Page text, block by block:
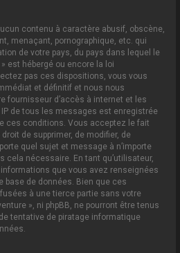
contenu à caractère abusif, obscène,
menaçant, pornographique, etc. qui
de votre pays, du pays dans lequel le
est hébergé ou encore la loi
pas ces dispositions, vous vous
et définitif et nous nous
fournisseur d’accès à internet et les
de tous les messages est enregistrée
ces conditions. Vous acceptez le fait
de supprimer, de modifier, de
quel sujet et message à n’importe
cela nécessaire. En tant qu’utilisateur,
que vous avez renseignées
base de données. Bien que ces
à une tierce partie sans votre
», ni phpBB, ne pourront être tenus
tentative de piratage informatique